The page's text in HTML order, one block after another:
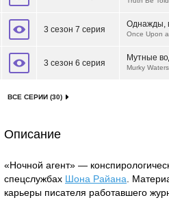
3 сезон 7 серия
Однажды,
Once Upon a
3 сезон 6 серия
Мутные
Murky Waters
ВСЕ СЕРИИ (30)
Описание
«Ночной агент» —
спецслужбах Шона Райана .
карьеры писателя работавшего